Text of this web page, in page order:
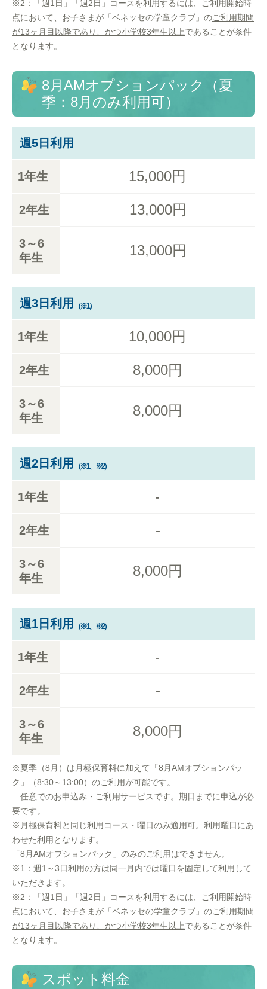
※2：「週1日」「週2日」コースを利用するには、ご利用開始時
点において、お子さまが「ベネッセの学童クラブ」のご利用期間
が13ヶ月目以降であり、かつ小学校3年生以上であることが条件
となります。
8月AMオプションパック（夏
季：8月のみ利用可）
週5日利用
1年生 15,000円
2年生 13,000円
3～6
年生
13,000円
週3日利用 （※1）
1年生 10,000円
2年生 8,000円
3～6
年生
8,000円
週2日利用 （※1、※2）
1年生 -
2年生 -
3～6
年生
8,000円
週1日利用 （※1、※2）
1年生 -
2年生 -
3～6
年生
8,000円
※夏季（8月）は月極保育料に加えて「8月AMオプションパッ
ク」（8:30～13:00）のご利用が可能です。
任意でのお申込み・ご利用サービスです。期日までに申込が必
要です。
※ 月極保育料と同じ利用コース・曜日のみ適用可。利用曜日にあ
わせた利用となります。
「8月AMオプションパック」のみのご利用はできません。
※1：週1～3日利用の方は同一月内では曜日を固定 して利用して
いただきます。
※2：「週1日」「週2日」コースを利用するには、ご利用開始時
点において、お子さまが「ベネッセの学童クラブ」のご利用期間
が13ヶ月目以降であり、かつ小学校3年生以上であることが条件
となります。
スポット料金